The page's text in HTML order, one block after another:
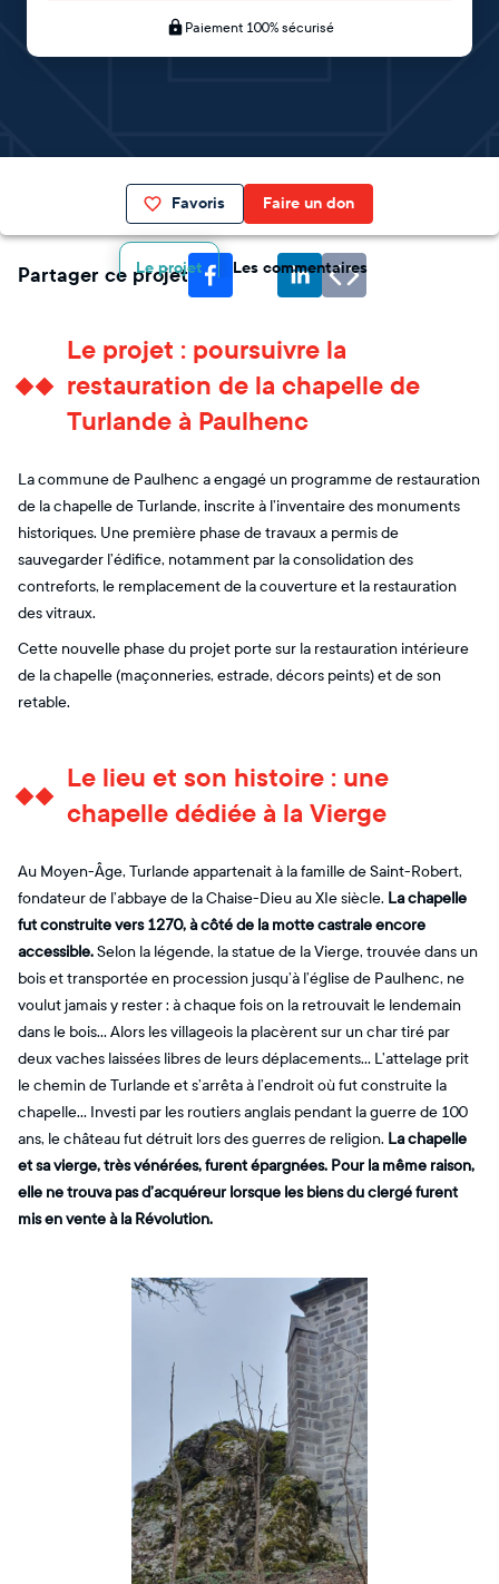
Paiement 100% sécurisé
Favoris Faire un don
Le projet Les commentaires
Partager ce projet
Le projet : poursuivre la
restauration de la chapelle de
Turlande à Paulhenc
La commune de Paulhenc a engagé un programme de restauration
de la chapelle de Turlande, inscrite à l’inventaire des monuments
historiques. Une première phase de travaux a permis de
sauvegarder l’édifice, notamment par la consolidation des
contreforts, le remplacement de la couverture et la restauration
des vitraux.
Cette nouvelle phase du projet porte sur la restauration intérieure
de la chapelle (maçonneries, estrade, décors peints) et de son
retable.
Le lieu et son histoire : une
chapelle dédiée à la Vierge
Au Moyen-Âge, Turlande appartenait à la famille de Saint-Robert,
fondateur de l’abbaye de la Chaise-Dieu au XIe siècle. La chapelle
fut construite vers 1270, à côté de la motte castrale encore
accessible.Selon la légende, la statue de la Vierge, trouvée dans un
bois et transportée en procession jusqu’à l’église de Paulhenc, ne
voulut jamais y rester : à chaque fois on la retrouvait le lendemain
dans le bois… Alors les villageois la placèrent sur un char tiré par
deux vaches laissées libres de leurs déplacements… L’attelage prit
le chemin de Turlande et s’arrêta à l’endroit où fut construite la
chapelle… Investi par les routiers anglais pendant la guerre de 100
ans, le château fut détruit lors des guerres de religion. La chapelle
et sa vierge, très vénérées, furent épargnées. Pour la même raison,
elle ne trouva pas d’acquéreur lorsque les biens du clergé furent
mis en vente à la Révolution.